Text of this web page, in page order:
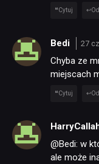
Cytuj
Bedi 27
Chyba ze
miejscach
Cytuj
@Bedi: w
ale może